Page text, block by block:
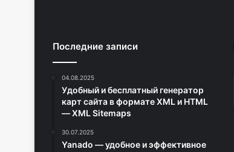
Последние записи
04.08.2025
Удобный и бесплатный генератор
карт сайта в формате XML и HTML
— XML Sitemaps
30.07.2025
Yanado — удобное и эффективное